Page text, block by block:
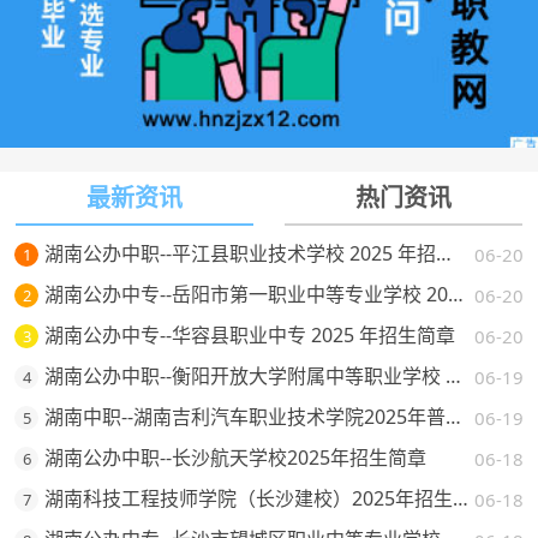
最新资讯 热门资讯
1 06-20
湖南公办中职--平江县职业技术学校 2025 年招生简章
2 06-20
湖南公办中专--岳阳市第一职业中等专业学校 2025 年招生简章
3 06-20
湖南公办中专--华容县职业中专 2025 年招生简章
4 06-19
湖南公办中职--衡阳开放大学附属中等职业学校 2025 年招生简章
5 06-19
湖南中职--湖南吉利汽车职业技术学院2025年普通高校招生章程
6 06-18
湖南公办中职--长沙航天学校2025年招生简章
7 06-18
湖南科技工程技师学院（长沙建校）2025年招生简章